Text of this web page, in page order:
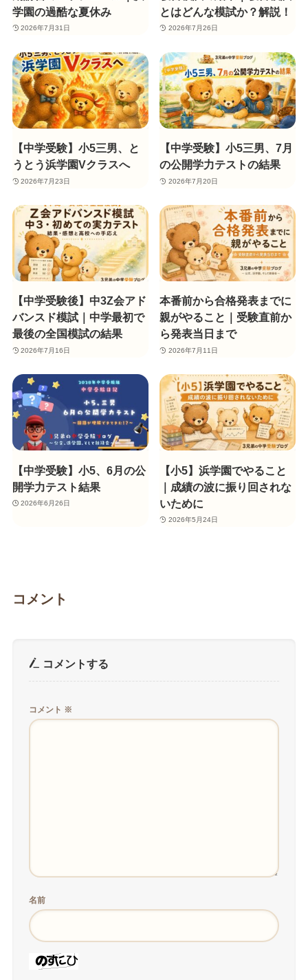
学園の過酷な夏休み
2026年7月31日
とはどんな模試か？解説！
2026年7月26日
【中学受験】小5三男、と
うとう浜学園Vクラスへ
2026年7月23日
【中学受験】小5三男、7月
の公開学力テストの結果
2026年7月20日
【中学受験後】中3Z会アド
バンスド模試｜中学最初で
最後の全国模試の結果
2026年7月16日
本番前から合格発表までに
親がやること｜受験直前か
ら発表当日まで
2026年7月11日
【中学受験】小5、6月の公
開学力テスト結果
2026年6月26日
【小5】浜学園でやること
｜成績の波に振り回されな
いために
2026年5月24日
コメント
コメントする
コメント ※
名前